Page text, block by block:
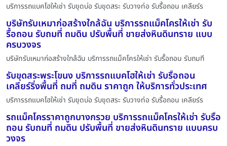
บริการรถแบคโฮให้เช่า รับขุดบ่อ รับขุดสระ รับวางท่อ รับรื้อถอน เคลียร์ร
บริษัทรับเหมาก่อสร้างใกล้ฉัน บริการรถแม็คโครให้เช่า รับ
รื้อถอน รับถมที่ ถมดิน ปรับพื้นที่ ขายส่งหินดินทราย แบบ
ครบวงจร
บริษัทรับเหมาก่อสร้างใกล้ฉัน บริการรถแม็คโครให้เช่า รับรื้อถอน รับถมที
รับขุดสระพระโขนง บริการรถแบคโฮให้เช่า รับรื้อถอน
เคลียร์ริ่งพื้นที่ ถมที่ ถมดิน ราคาถูก ให้บริการทั่วประเทศ
บริการรถแบคโฮให้เช่า รับขุดบ่อ รับขุดสระ รับวางท่อ รับรื้อถอน เคลียร์ร
รถแม็คโครราคาถูกบางกรวย บริการรถแม็คโครให้เช่า รับรื้อ
ถอน รับถมที่ ถมดิน ปรับพื้นที่ ขายส่งหินดินทราย แบบครบ
วงจร